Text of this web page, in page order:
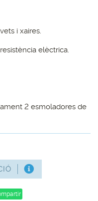
i xaires.
elèctrica.
2 esmoladores de